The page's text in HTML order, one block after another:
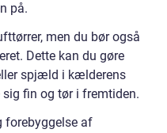
på.
men du bør også
Dette kan du gøre
spjæld i kælderens
fin og tør i fremtiden.
forebyggelse af